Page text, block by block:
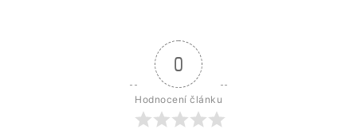
0
Hodnocení článku